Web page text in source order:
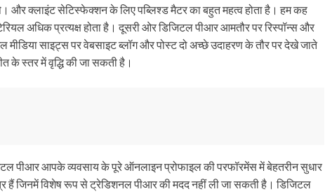
और क्लाइंट सेटिस्फेक्शन के लिए पब्लिश्ड मैटर का बहुत महत्व होता है। हम कह
अधिक प्रत्यक्ष होता है। दूसरी ओर डिजिटल पीआर आमतौर पर रिस्पॉन्स और
साइट्स पर वेबसाइट ब्लॉग और पोस्ट दो अच्छे उदाहरण के तौर पर देखे जाते
के स्तर में वृद्धि की जा सकती है।
पीआर आपके व्यवसाय के पूरे ऑनलाइन प्रोफाइल की परफॉरमेंस में बेहतरीन सुधार
हैं जिनमें विशेष रूप से ट्रेडिशनल पीआर की मदद नहीं ली जा सकती है। डिजिटल